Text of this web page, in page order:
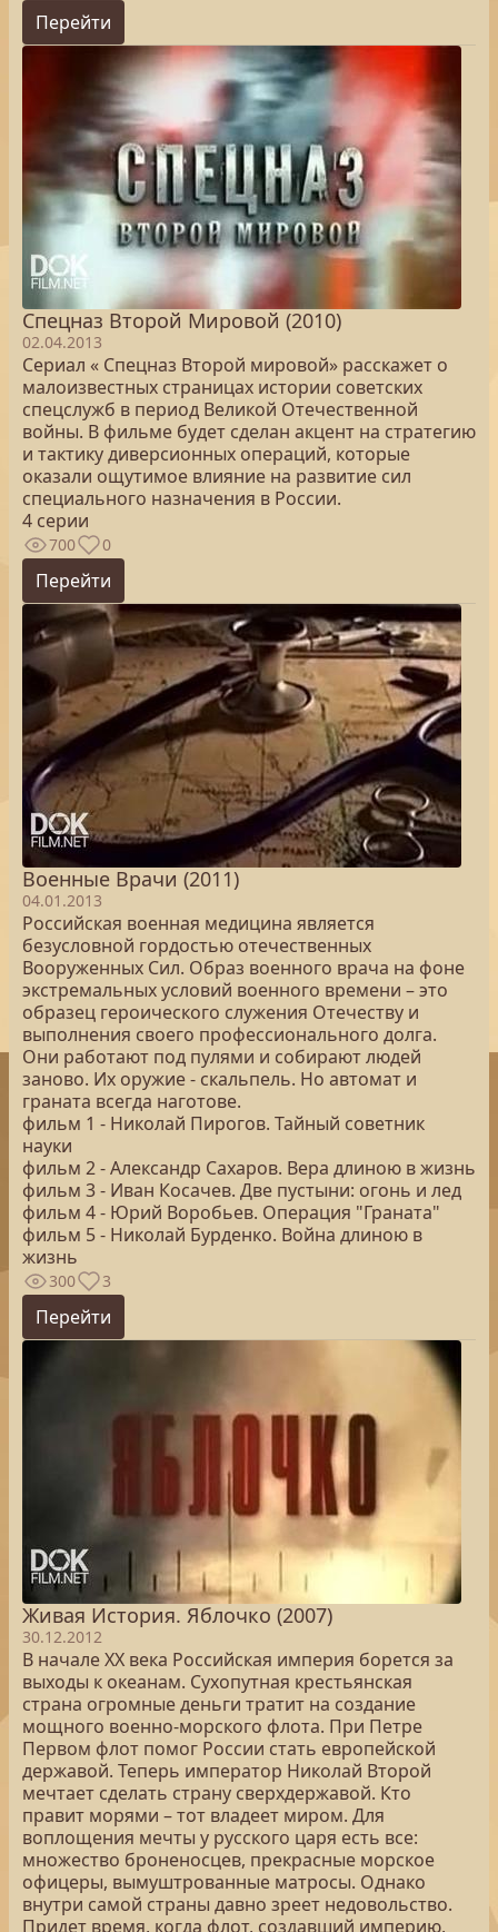
Перейти
Спецназ Второй Мировой (2010)
02.04.2013
Сериал « Спецназ Второй мировой» расскажет о
малоизвестных страницах истории советских
спецслужб в период Великой Отечественной
войны. В фильме будет сделан акцент на стратегию
и тактику диверсионных операций, которые
оказали ощутимое влияние на развитие сил
специального назначения в России.
4 серии
700 0
Перейти
Военные Врачи (2011)
04.01.2013
Российская военная медицина является
безусловной гордостью отечественных
Вооруженных Сил. Образ военного врача на фоне
экстремальных условий военного времени – это
образец героического служения Отечеству и
выполнения своего профессионального долга.
Они работают под пулями и собирают людей
заново. Их оружие - скальпель. Но автомат и
граната всегда наготове.
фильм 1 - Николай Пирогов. Тайный советник
науки
фильм 2 - Александр Сахаров. Вера длиною в жизнь
фильм 3 - Иван Косачев. Две пустыни: огонь и лед
фильм 4 - Юрий Воробьев. Операция "Граната"
фильм 5 - Николай Бурденко. Война длиною в
жизнь
300 3
Перейти
Живая История. Яблочко (2007)
30.12.2012
В начале ХХ века Российская империя борется за
выходы к океанам. Сухопутная крестьянская
страна огромные деньги тратит на создание
мощного военно-морского флота. При Петре
Первом флот помог России стать европейской
державой. Теперь император Николай Второй
мечтает сделать страну сверхдержавой. Кто
правит морями – тот владеет миром. Для
воплощения мечты у русского царя есть все:
множество броненосцев, прекрасные морское
офицеры, вымуштрованные матросы. Однако
внутри самой страны давно зреет недовольство.
Придет время, когда флот, создавший империю,